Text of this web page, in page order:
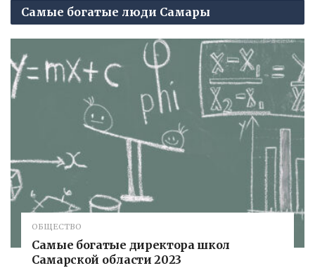
Самые богатые люди Самары
ОБЩЕСТВО
Самые богатые директора школ
Самарской области 2023